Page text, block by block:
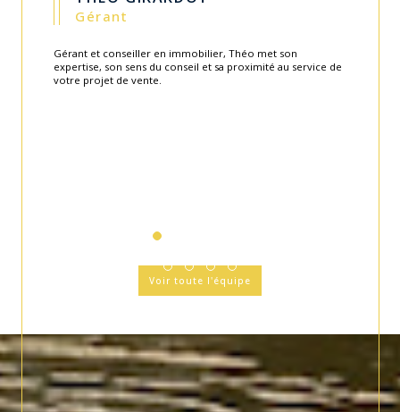
Gérant
Fondateur de l'agence en 2003, Guillaume apporte toute
son expérience et savoir-faire au service de l'équipe.
Voir toute l'équipe